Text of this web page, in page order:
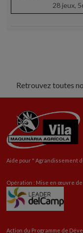
28 jeux,
Retrouvez toutes
Aide pour " Agrandissement
Opération : Mise en œuvre
Action du Programme de